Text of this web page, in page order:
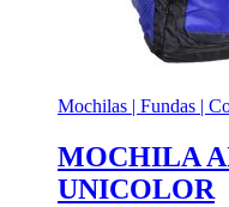
Mochilas | Fundas |
MOCHILA
UNICOLOR